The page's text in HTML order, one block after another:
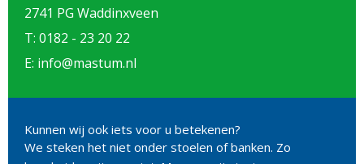
Kunnen wij ook iets voor u betekenen?
We steken het niet onder stoelen of banken. Zo
2741 PG Waddinxveen
T: 0182 - 23 20 22
E: info@mastum.nl